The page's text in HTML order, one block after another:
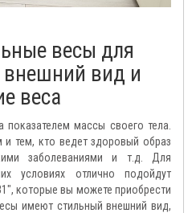
весы для
вид и
веса
массы своего тела.
тем, кто ведет здоровый образ
заболеваниями и т.д. Для
условиях отлично подойдут
которые вы можете приобрести
имеют стильный внешний вид,